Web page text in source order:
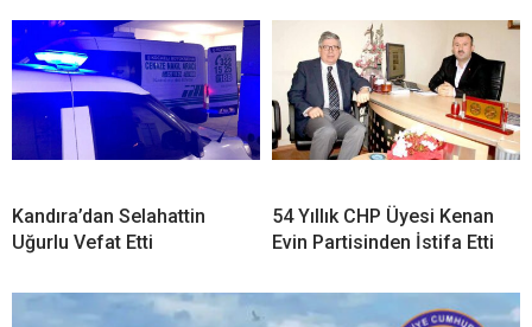
Kandıra’dan Selahattin
Uğurlu Vefat Etti
54 Yıllık CHP Üyesi Kenan
Evin Partisinden İstifa Etti